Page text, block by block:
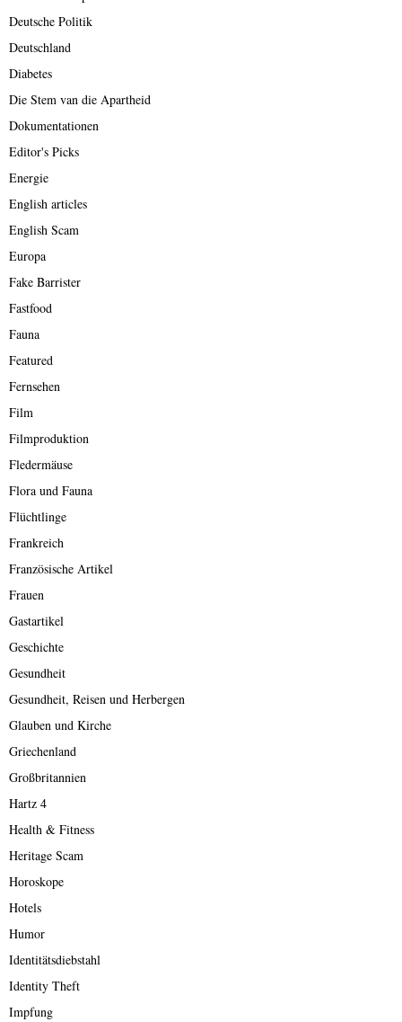
Deutsche Politik
Deutschland
Diabetes
Die Stem van die Apartheid
Dokumentationen
Editor's Picks
Energie
English articles
English Scam
Europa
Fake Barrister
Fastfood
Fauna
Featured
Fernsehen
Film
Filmproduktion
Fledermäuse
Flora und Fauna
Flüchtlinge
Frankreich
Französische Artikel
Frauen
Gastartikel
Geschichte
Gesundheit
Gesundheit, Reisen und Herbergen
Glauben und Kirche
Griechenland
Großbritannien
Hartz 4
Health & Fitness
Heritage Scam
Horoskope
Hotels
Humor
Identitätsdiebstahl
Identity Theft
Impfung